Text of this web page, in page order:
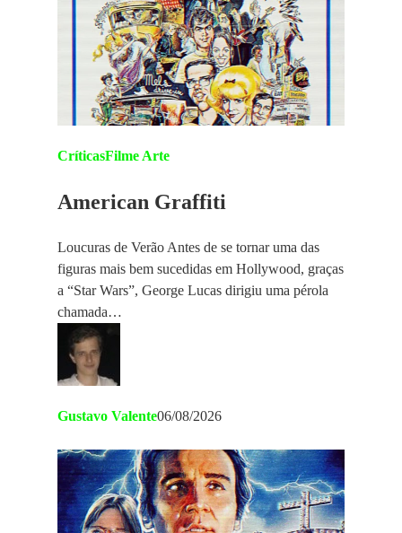
CríticasFilme Arte
American Graffiti
Loucuras de Verão Antes de se tornar uma das
figuras mais bem sucedidas em Hollywood, graças
a “Star Wars”, George Lucas dirigiu uma pérola
chamada…
Gustavo Valente06/08/2026